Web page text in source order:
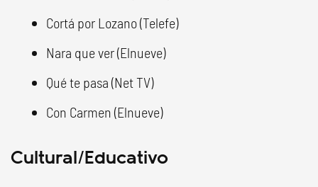
Cortá por Lozano (Telefe)
Nara que ver (Elnueve)
Qué te pasa (Net TV)
Con Carmen (Elnueve)
Cultural/Educativo